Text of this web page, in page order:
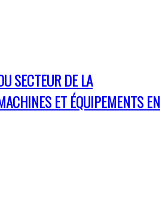
SECTEUR DE LA
ET ÉQUIPEMENTS EN